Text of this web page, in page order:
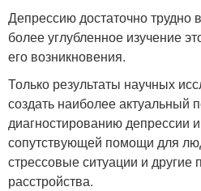
Депрессию достаточно трудно
более углубленное изучение
его возникновения.
Только результаты научных
создать наиболее актуальный
диагностированию депрессии
сопутствующей помощи для
стрессовые ситуации и другие
расстройства.